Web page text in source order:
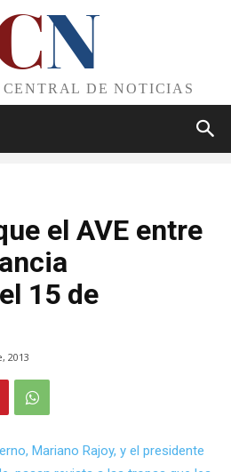
N
DE NOTICIAS
el AVE entre
15 de
2013